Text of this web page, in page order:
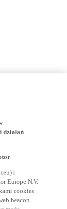
Europe N.V.
cookies
beacon.
może